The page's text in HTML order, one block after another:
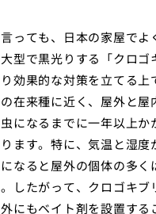
っても、日本の家屋で
型で黒光りする「クロ
効果的な対策を立てる上
在来種に近く、屋外と
になるまでに一年以上
ます。特に、気温と湿
なると屋外の個体の多
したがって、クロゴキ
にもベイト剤を設置す